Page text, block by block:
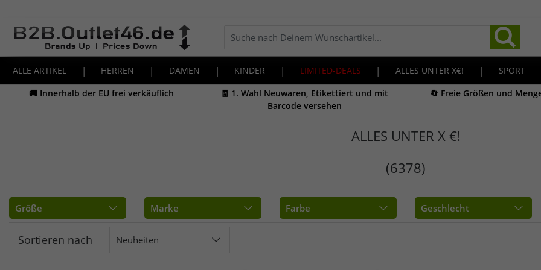
ALLE ARTIKEL | HERREN | DAMEN | KINDER | LIMITED-DEALS | ALLES UNTER X€! | SPORT
🚚 Innerhalb der EU frei verkäuflich
🧾 1. Wahl Neuwaren, Etikettiert und mit
Barcode versehen
🔄 Freie Größen und
ALLES UNTER X €!
(6378)
Größe Marke Farbe Geschlecht
Sortieren nach Neuheiten